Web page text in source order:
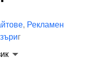
, Рекламен
г